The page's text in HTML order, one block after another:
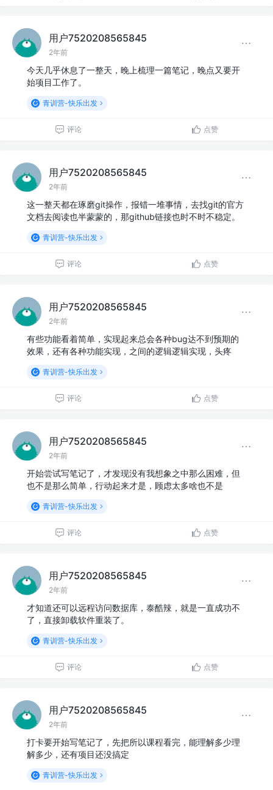
用户7520208565845
2年前
今天几乎休息了一整天，晚上梳理一篇笔记，晚点又要开
始项目工作了。
青训营-快乐出发
评论 点赞
用户7520208565845
2年前
这一整天都在琢磨git操作，报错一堆事情，去找git的官方
文档去阅读也半蒙蒙的，那github链接也时不时不稳定。
青训营-快乐出发
评论 点赞
用户7520208565845
2年前
有些功能看着简单，实现起来总会各种bug达不到预期的
效果，还有各种功能实现，之间的逻辑逻辑实现，头疼
青训营-快乐出发
评论 点赞
用户7520208565845
2年前
开始尝试写笔记了，才发现没有我想象之中那么困难，但
也不是那么简单，行动起来才是，顾虑太多啥也不是
青训营-快乐出发
评论 点赞
用户7520208565845
2年前
才知道还可以远程访问数据库，泰酷辣，就是一直成功不
了，直接卸载软件重装了。
青训营-快乐出发
评论 点赞
用户7520208565845
2年前
打卡要开始写笔记了，先把所以课程看完，能理解多少理
解多少，还有项目还没搞定
青训营-快乐出发